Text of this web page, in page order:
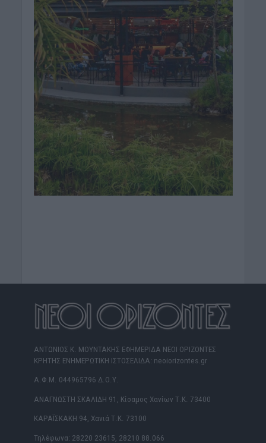
ΑΝΤΩΝΙΟΣ Κ. ΜΟΥΝΤΑΚΗΣ ΕΦΗΜΕΡΙΔΑ ΝΕΟΙ ΟΡΙΖΟΝΤΕΣ
ΚΡΗΤΗΣ ΕΝΗΜΕΡΩΤΙΚΗ ΙΣΤΟΣΕΛΙΔΑ: neoiorizontes.gr
Α.Φ.Μ. 044965796 Δ.Ο.Υ.
ΑΝΑΓΝΩΣΤΗ ΣΚΑΛΙΔΗ 91, Κίσαμος Χανίων Τ.Κ. 73400
ΚΑΡΑΪΣΚΑΚΗ 94, Χανιά Τ.Κ. 73100
Τηλέφωνα: 28220 23615, 28210 88.066